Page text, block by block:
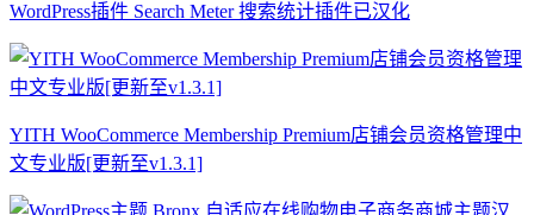
WordPress插件 Search Meter 搜索统计插件已汉化
YITH WooCommerce Membership Premium店铺会员资格管理中
文专业版[更新至v1.3.1]